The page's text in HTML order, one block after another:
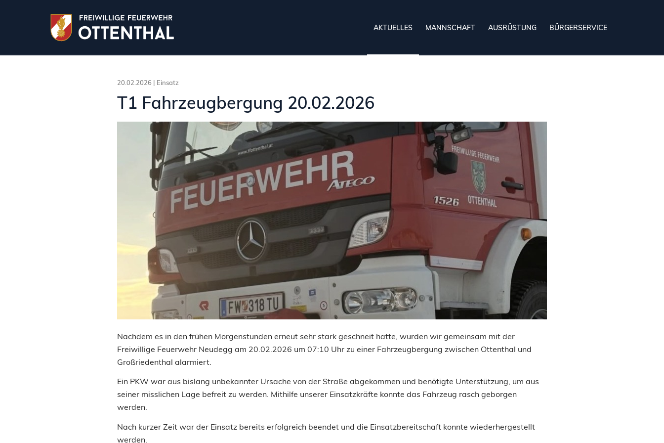
AKTUELLES MANNSCHAFT AUSRÜSTUNG BÜRGERSERVICE
20.02.2026 | Einsatz
T1 Fahrzeugbergung 20.02.2026
Nachdem es in den frühen Morgenstunden erneut sehr stark geschneit hatte, wurden wir gemeinsam mit der
Freiwillige Feuerwehr Neudegg am 20.02.2026 um 07:10 Uhr zu einer Fahrzeugbergung zwischen Ottenthal und
Großriedenthal alarmiert.
Ein PKW war aus bislang unbekannter Ursache von der Straße abgekommen und benötigte Unterstützung, um aus
seiner misslichen Lage befreit zu werden. Mithilfe unserer Einsatzkräfte konnte das Fahrzeug rasch geborgen
werden.
Nach kurzer Zeit war der Einsatz bereits erfolgreich beendet und die Einsatzbereitschaft konnte wiederhergestellt
werden.